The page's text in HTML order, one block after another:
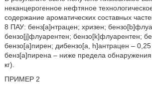
неканцерогенное нефтяное
содержание ароматических составных
8 ПАУ: бенз[а]нтрацен; хризен;
бензо[j]флуарентен; бензо[k]флуарентен;
бензо[а]пирен; дибензо[a, h]антрацен – 0,25
бенз[а]пирена – ниже предела
кг).
ПРИМЕР 2